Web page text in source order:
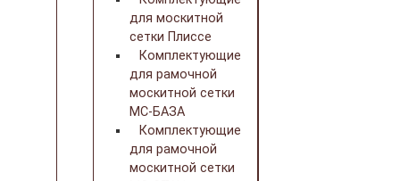
для москитной
сетки Плиссе
Комплектующие
для рамочной
москитной сетки
МС-БАЗА
Комплектующие
для рамочной
москитной сетки